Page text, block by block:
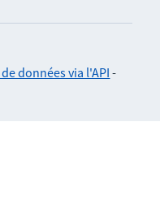
données via l'API-